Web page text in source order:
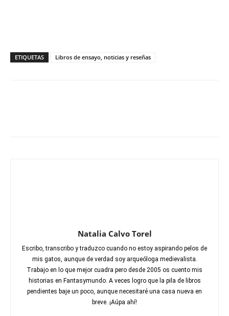
ETIQUETAS Libros de ensayo, noticias y reseñas
Natalia Calvo Torel
Escribo, transcribo y traduzco cuando no estoy aspirando pelos de
mis gatos, aunque de verdad soy arqueóloga medievalista.
Trabajo en lo que mejor cuadra pero desde 2005 os cuento mis
historias en Fantasymundo. A veces logro que la pila de libros
pendientes baje un poco, aunque necesitaré una casa nueva en
breve. ¡Aúpa ahí!